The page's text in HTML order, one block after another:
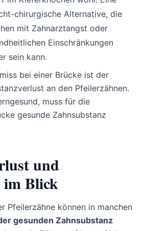
chirurgische Alternative, die
mit Zahnarztangst oder
Einschränkungen
sein kann.
bei einer Brücke ist der
an den Pfeilerzähnen.
muss für die
gesunde Zahnsubstanz
und
Blick
Pfeilerzähne können in manchen
gesunden Zahnsubstanz